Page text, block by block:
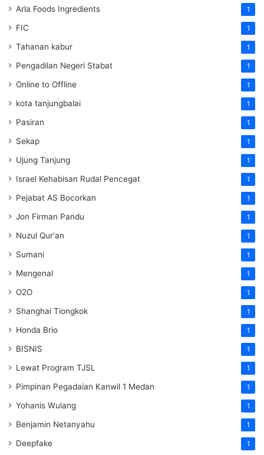
Arla Foods Ingredients 1
FIC 1
Tahanan kabur 1
Pengadilan Negeri Stabat 1
Online to Offline 1
kota tanjungbalai 1
Pasiran 1
Sekap 1
Ujung Tanjung 1
Israel Kehabisan Rudal Pencegat 1
Pejabat AS Bocorkan 1
Jon Firman Pandu 1
Nuzul Qur'an 1
Sumani 1
Mengenal 1
O2O 1
Shanghai Tiongkok 1
Honda Brio 1
BISNIS 1
Lewat Program TJSL 1
Pimpinan Pegadaian Kanwil 1 Medan 1
Yohanis Wulang 1
Benjamin Netanyahu 1
Deepfake 1